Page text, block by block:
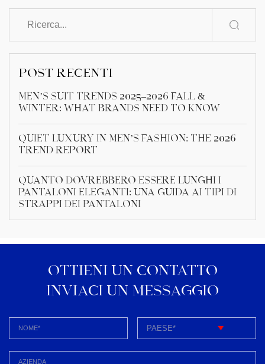
POST RECENTI
Men’s Suit Trends 2025–2026 Fall &
Winter: What Brands Need to Know
Quiet Luxury in Men’s Fashion: The 2026
Trend Report
Quanto dovrebbero essere lunghi i
pantaloni eleganti: una guida ai tipi di
strappi dei pantaloni
OTTIENI UN CONTATTO
INVIACI UN MESSAGGIO